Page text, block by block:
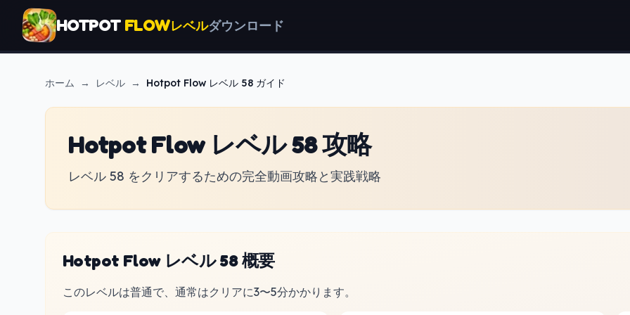
HOTPOT FLOWレベルダウンロード
ホーム → レベル → Hotpot Flow レベル 58 ガイド
Hotpot Flow レベル 58 攻略
レベル 58 をクリアするための完全動画攻略と実践戦略
Hotpot Flow レベル 58 概要
このレベルは普通で、通常はクリアに3〜5分かかります。